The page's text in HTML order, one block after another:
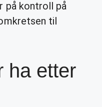
på kontroll på
til
ha etter